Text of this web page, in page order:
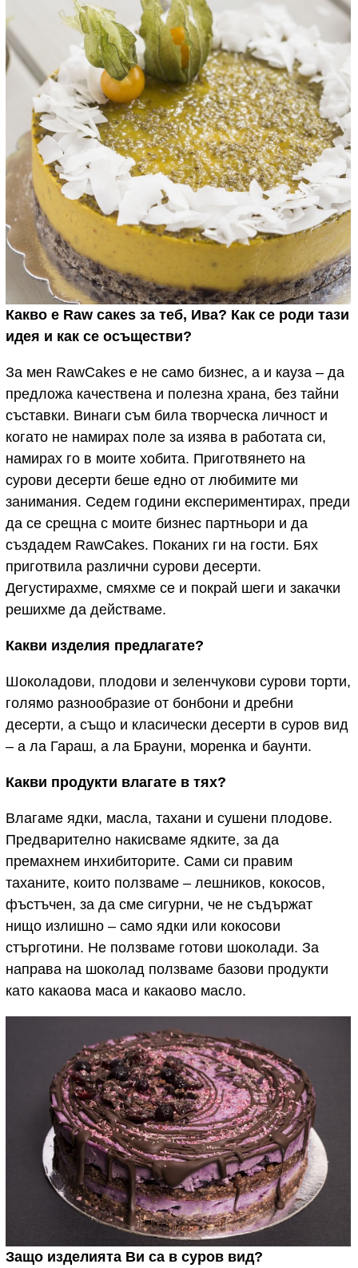
Какво е Raw caкes за теб, Ива? Как се роди тази
идея и как се осъществи?
За мен RawCakes е не само бизнес, а и кауза – да
предложа качествена и полезна храна, без тайни
съставки. Винаги съм била творческа личност и
когато не намирах поле за изява в работата си,
намирах го в моите хобита. Приготвянето на
сурови десерти беше едно от любимите ми
занимания. Седем години експериментирах, преди
да се срещна с моите бизнес партньори и да
създадем RawCakes. Поканих ги на гости. Бях
приготвила различни сурови десерти.
Дегустирахме, смяхме се и покрай шеги и закачки
решихме да действаме.
Какви изделия предлагате?
Шоколадови, плодови и зеленчукови сурови торти,
голямо разнообразие от бонбони и дребни
десерти, а също и класически десерти в суров вид
– а ла Гараш, а ла Брауни, моренка и баунти.
Какви продукти влагате в тях?
Влагаме ядки, масла, тахани и сушени плодове.
Предварително накисваме ядките, за да
премахнем инхибиторите. Сами си правим
таханите, които ползваме – лешников, кокосов,
фъстъчен, за да сме сигурни, че не съдържат
нищо излишно – само ядки или кокосови
стърготини. Не ползваме готови шоколади. За
направа на шоколад ползваме базови продукти
като какаова маса и какаово масло.
Защо изделията Ви са в суров вид?